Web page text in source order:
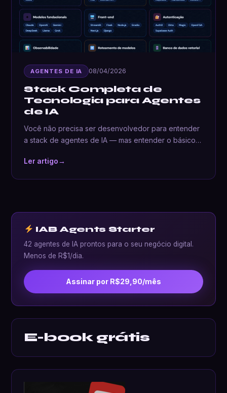
AGENTES DE IA 08/04/2026
Stack Completa de
Tecnologia para Agentes
de IA
Você não precisa ser desenvolvedor para entender
a stack de agentes de IA — mas entender o básico…
Ler artigo→
IAB Agents Starter
42 agentes de IA prontos para o seu negócio digital.
Menos de R$1/dia.
Assinar por R$29,90/mês
E-book grátis